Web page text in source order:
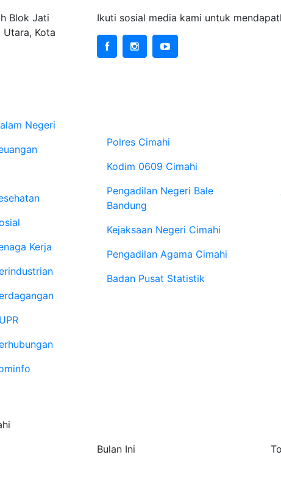
Blok Jati
Utara, Kota
Ikuti sosial media kami untuk
Negeri
Kerja
Polres Cimahi
Kodim 0609 Cimahi
Pengadilan Negeri Bale
Bandung
Kejaksaan Negeri Cimahi
Pengadilan Agama Cimahi
Badan Pusat Statistik
Bulan Ini